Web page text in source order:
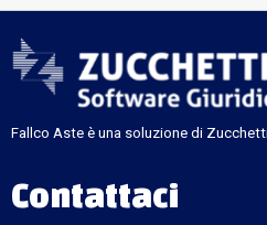
Fallco Aste è una soluzione di
Contattaci